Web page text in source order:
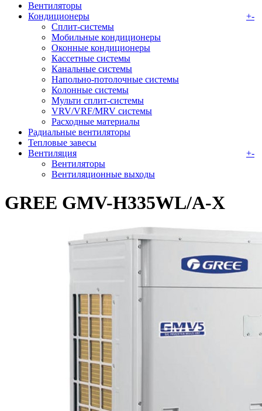
Вентиляторы
Кондиционеры
+-
Сплит-системы
Мобильные кондиционеры
Оконные кондиционеры
Кассетные системы
Канальные системы
Напольно-потолочные системы
Колонные системы
Мульти сплит-системы
VRV/VRF/MRV системы
Расходные материалы
Радиальные вентиляторы
Тепловые завесы
Вентиляция
+-
Вентиляторы
Вентиляционные выходы
GREE GMV-H335WL/A-X